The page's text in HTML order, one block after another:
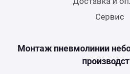
Сервис
Монтаж пневмолинии